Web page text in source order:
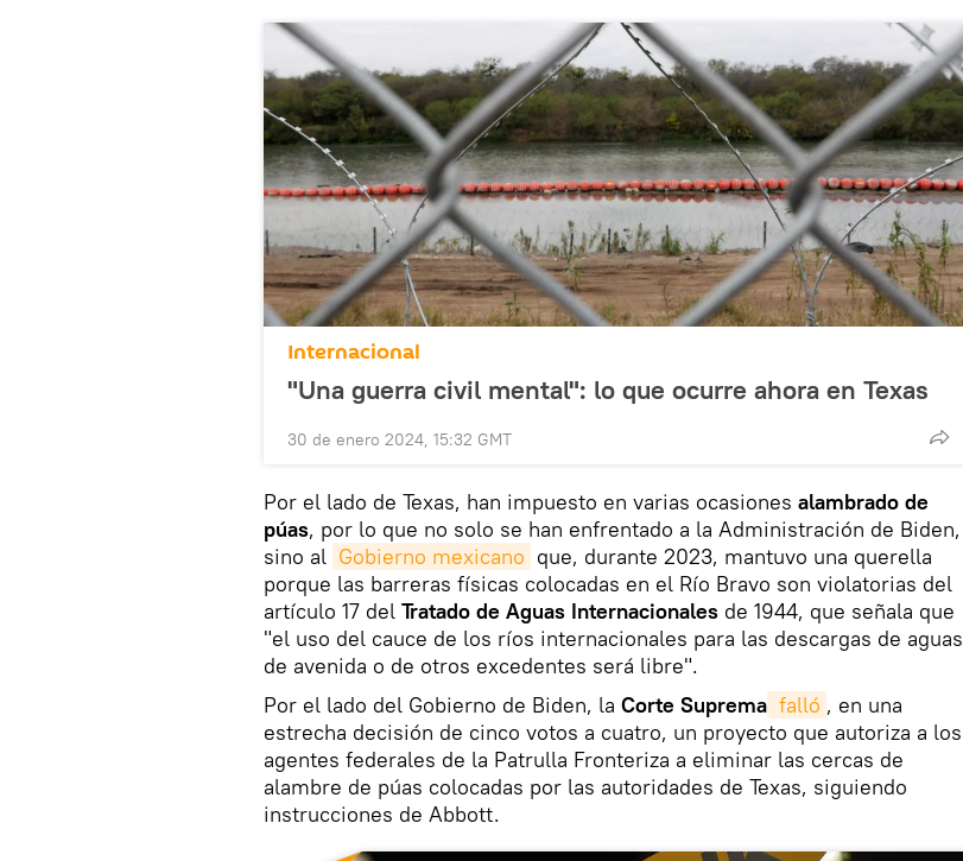
Internacional
"Una guerra civil mental": lo que ocurre ahora en Texas
30 de enero 2024, 15:32 GMT
Por el lado de Texas, han impuesto en varias ocasiones alambrado de
púas, por lo que no solo se han enfrentado a la Administración de Biden,
sino al Gobierno mexicano que, durante 2023, mantuvo una querella
porque las barreras físicas colocadas en el Río Bravo son violatorias del
artículo 17 del Tratado de Aguas Internacionales de 1944, que señala que
"el uso del cauce de los ríos internacionales para las descargas de aguas
de avenida o de otros excedentes será libre".
Por el lado del Gobierno de Biden, la Corte Suprema falló , en una
estrecha decisión de cinco votos a cuatro, un proyecto que autoriza a los
agentes federales de la Patrulla Fronteriza a eliminar las cercas de
alambre de púas colocadas por las autoridades de Texas, siguiendo
instrucciones de Abbott.